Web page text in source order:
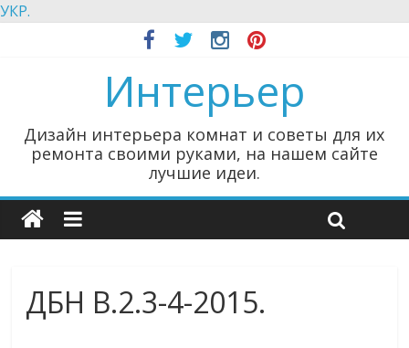
УКР.
Интерьер
Дизайн интерьера комнат и советы для их
ремонта своими руками, на нашем сайте
лучшие идеи.
ДБН В.2.3-4-2015.